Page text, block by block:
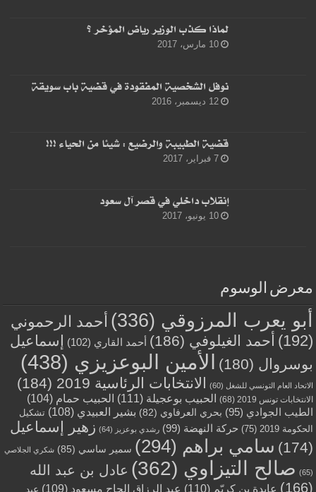
لماذا كذب الوزير رياض المؤخر ؟
10 مارس، 2017
نوفل الشخصية المفقودة في قضية باب سويقة
12 ديسمبر، 2016
قضية الطبيبة والرضيع : شيئا من الحياء !!!
7 فبراير، 2017
إنقلاب داخلي في قصر آل سعود
10 يونيو، 2017
معرض الوسوم
أبو يعرب المرزوقي (336)
أحمد الرحموني
(192)
أحمد الغيلوفي (186) أحمد القاري (102)
إسماعيل
بوسروال (180) الأمين البوعزيزي (438)
الاتحاد العام التونسي للشغل (60) الانتخابات الرئاسية 2019 (184)
الانتخابات تونس 2019 (68) الحبيب بوعجيلة (111) الحبيب حمام (104)
الطيب الجوادي (95) بحري العرفاوي (82) بشير العبيدي (108)
تشكيل
الحكومة 2019
(75) حركة النهضة (99) رشدي بوعزيز (64)
زهير إسماعيل
(174)
سامي براهم (294) سمير ساسي (85) شكري الجلاصي
(65) صالح التيزاوي (362)
عادل بن عبد الله
(166)
عايدة بن كريّم (110) عبد الرزاق الحاج مسعود (109)
عبد